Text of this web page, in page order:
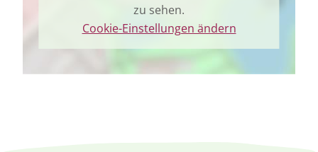
zu sehen.
Cookie-Einstellungen ändern